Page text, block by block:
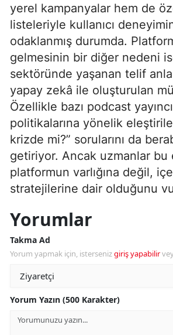
yerel kampanyalar hem de
listeleriyle kullanıcı
odaklanmış durumda.
gelmesinin bir diğer nedeni
sektöründe yaşanan telif
yapay zekâ ile oluşturulan
Özellikle bazı podcast
politikalarına yönelik
krizde mi?” sorularını da
getiriyor. Ancak uzmanlar bu
platformun varlığına değil,
stratejilerine dair olduğunu
Yorumlar
Takma Ad
Yorum yapmak için, istersenizgiriş yapabilir
Yorum Yazın (500 Karakter)